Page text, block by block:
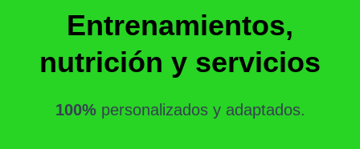
Entrenamientos,
nutrición y servicios
100% personalizados y adaptados.